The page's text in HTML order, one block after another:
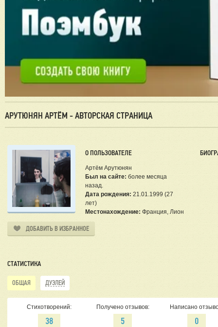
АРУТЮНЯН АРТЁМ - АВТОРСКАЯ СТРАНИЦА
О ПОЛЬЗОВАТЕЛЕ
Артём Арутюнян
Был на сайте: более месяца
назад.
Дата рождения: 21.01.1999 (27
лет)
Местонахождение: Франция, Лион
ДОБАВИТЬ В ИЗБРАННОЕ
СТАТИСТИКА
ОБЩАЯ ДУЭЛЕЙ
Стихотворений:
38
Получено отзывов:
5
Написано
0